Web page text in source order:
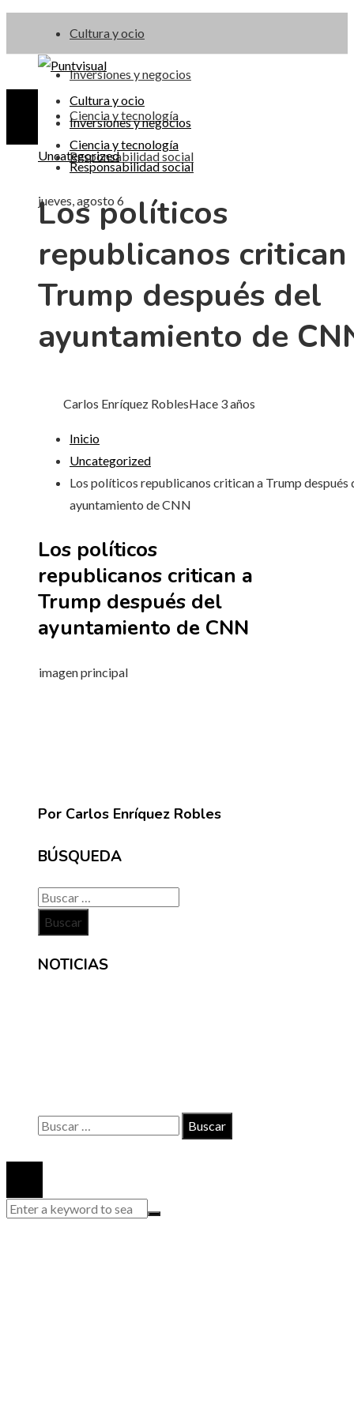
Cultura y ocio
Inversiones y negocios
Ciencia y tecnología
Responsabilidad social
jueves, agosto 6
Cultura y ocio
Inversiones y negocios
Ciencia y tecnología
Responsabilidad social
Uncategorized
Los políticos
republicanos critican
Trump después del
ayuntamiento de
Carlos Enríquez RoblesHace 3 años
Inicio
Uncategorized
Los políticos republicanos critican a Trump después
ayuntamiento de CNN
Los políticos
republicanos critican a
Trump después del
ayuntamiento de CNN
imagen principal
Por Carlos Enríquez Robles
BÚSQUEDA
Buscar:
NOTICIAS
Buscar: